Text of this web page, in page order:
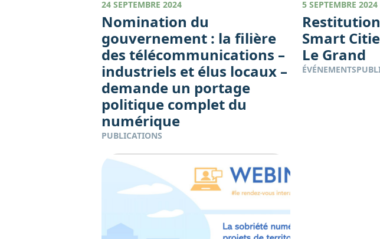
24 SEPTEMBRE 2024
Nomination du
gouvernement : la filière
des télécommunications –
industriels et élus locaux –
demande un portage
politique complet du
numérique
PUBLICATIONS
5 SEPTEMBRE 2024
Smart
Le Grand
ÉVÉNEMENTS